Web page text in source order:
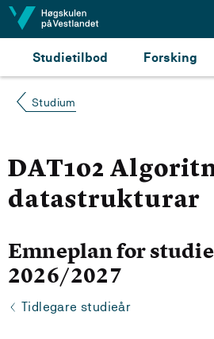
Hopp til innhald
Studietilbod Forsking
Studium
DAT102
datastrukturar
Emneplan for
2026/2027
Tidlegare studieår